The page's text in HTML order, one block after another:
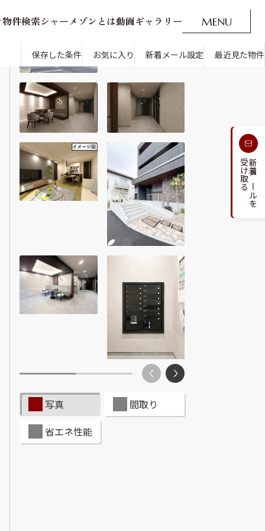
物件検索シ ャーメ ゾン とは動画ギャ ラ リ ー MENU
O
着メール設定 最近見た物件 CLOSE
通勤・通学時間から探す
人気のカテゴリから探す
ショップを探す
・よくある質問
新着メールを
受け取る
保存した条件 お気に入り 新着メール設定 最近見た物件
写真
間取り
省エネ性能